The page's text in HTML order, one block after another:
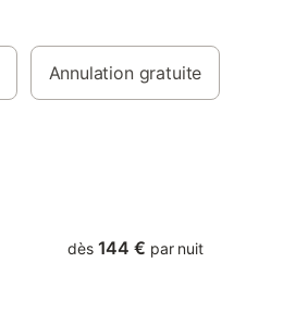
Annulation gratuite
dès 144 € par nuit